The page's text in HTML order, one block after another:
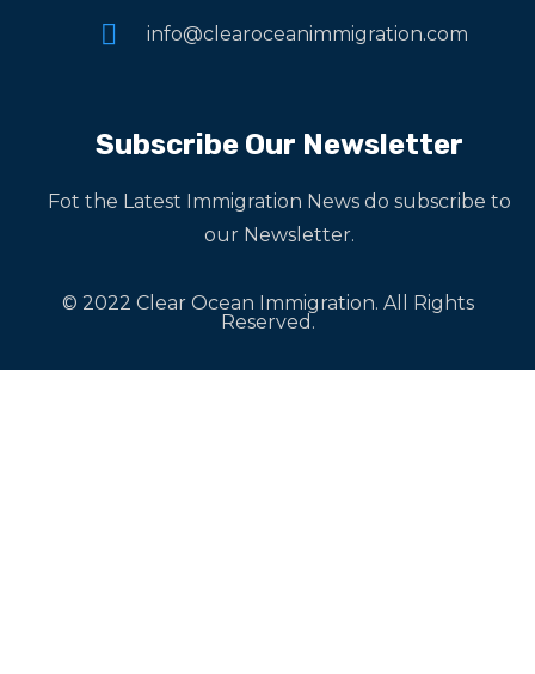
info@clearoceanimmigration.com
Subscribe Our Newsletter
Fot the Latest Immigration News do subscribe to
our Newsletter.
© 2022 Clear Ocean Immigration. All Rights
Reserved.